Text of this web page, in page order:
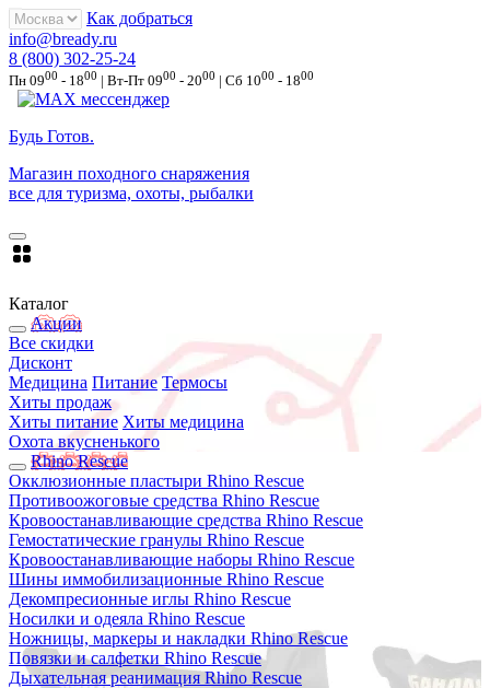
Как добраться
info@bready.ru
8 (800) 302-25-24
Пн 0900 - 1800 | Вт-Пт 0900 - 2000 | Сб 1000 - 1800
Будь Готов.
Магазин походного снаряжения
все для туризма, охоты, рыбалки
Каталог
Акции
Все скидки
Дисконт
Медицина Питание Термосы
Хиты продаж
Хиты питание Хиты медицина
Охота вкусненького
Rhino Rescue
Окклюзионные пластыри Rhino Rescue
Противоожоговые средства Rhino Rescue
Кровоостанавливающие средства Rhino Rescue
Гемостатические гранулы Rhino Rescue
Кровоостанавливающие наборы Rhino Rescue
Шины иммобилизационные Rhino Rescue
Декомпресионные иглы Rhino Rescue
Носилки и одеяла Rhino Rescue
Ножницы, маркеры и накладки Rhino Rescue
Повязки и салфетки Rhino Rescue
Дыхательная реанимация Rhino Rescue